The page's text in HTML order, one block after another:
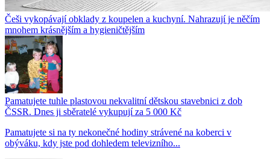
Češi vykopávají obklady z koupelen a kuchyní. Nahrazují je něčím
mnohem krásnějším a hygieničtějším
Pamatujete tuhle plastovou nekvalitní dětskou stavebnici z dob
ČSSR. Dnes ji sběratelé vykupují za 5 000 Kč
Pamatujete si na ty nekonečné hodiny strávené na koberci v
obýváku, kdy jste pod dohledem televizního...